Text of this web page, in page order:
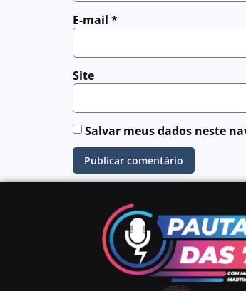
E-mail *
Site
Salvar meus dados neste